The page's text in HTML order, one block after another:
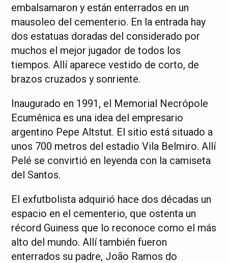
embalsamaron y están enterrados en un
mausoleo del cementerio. En la entrada hay
dos estatuas doradas del considerado por
muchos el mejor jugador de todos los
tiempos. Allí aparece vestido de corto, de
brazos cruzados y sonriente.
Inaugurado en 1991, el Memorial Necrópole
Ecumênica es una idea del empresario
argentino Pepe Altstut. El sitio está situado a
unos 700 metros del estadio Vila Belmiro. Allí
Pelé se convirtió en leyenda con la camiseta
del Santos.
El exfutbolista adquirió hace dos décadas un
espacio en el cementerio, que ostenta un
récord Guiness que lo reconoce como el más
alto del mundo. Allí también fueron
enterrados su padre, João Ramos do